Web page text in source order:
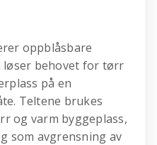
oppblåsbare
behovet for tørr
på en
Teltene brukes
og varm byggeplass,
som avgrensning av